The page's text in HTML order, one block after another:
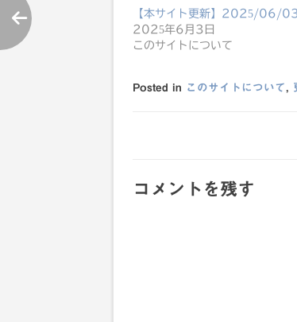
【本サイト更新】2025/06/
2025年6月3日
このサイトについて
Posted in このサイトについて,
ナ
コメントを残す